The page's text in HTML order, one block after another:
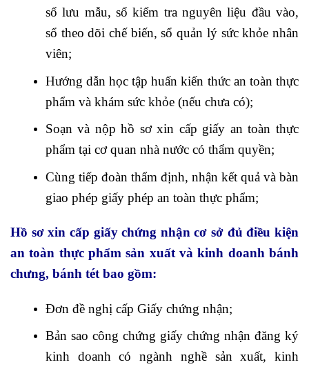
sổ lưu mẫu, sổ kiểm tra nguyên liệu đầu vào,
sổ theo dõi chế biến, sổ quản lý sức khỏe nhân
viên;
Hướng dẫn học tập huấn kiến thức an toàn thực
phẩm và khám sức khỏe (nếu chưa có);
Soạn và nộp hồ sơ xin cấp giấy an toàn thực
phẩm tại cơ quan nhà nước có thẩm quyền;
Cùng tiếp đoàn thẩm định, nhận kết quả và bàn
giao phép giấy phép an toàn thực phẩm;
Hồ sơ xin cấp giấy chứng nhận cơ sở đủ điều kiện
an toàn thực phẩm sản xuất và kinh doanh bánh
chưng, bánh tét bao gồm:
Đơn đề nghị cấp Giấy chứng nhận;
Bản sao công chứng giấy chứng nhận đăng ký
kinh doanh có ngành nghề sản xuất, kinh